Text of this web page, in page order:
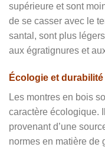
supérieure et sont
de se casser avec le
santal, sont plus
aux égratignures et
Écologie et
Les montres en bois
caractère écologique.
provenant d’une
normes en matière de